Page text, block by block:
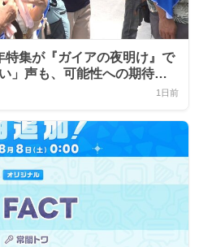
特集が『ガイアの夜明け』で
」声も、可能性への期待が
1日前